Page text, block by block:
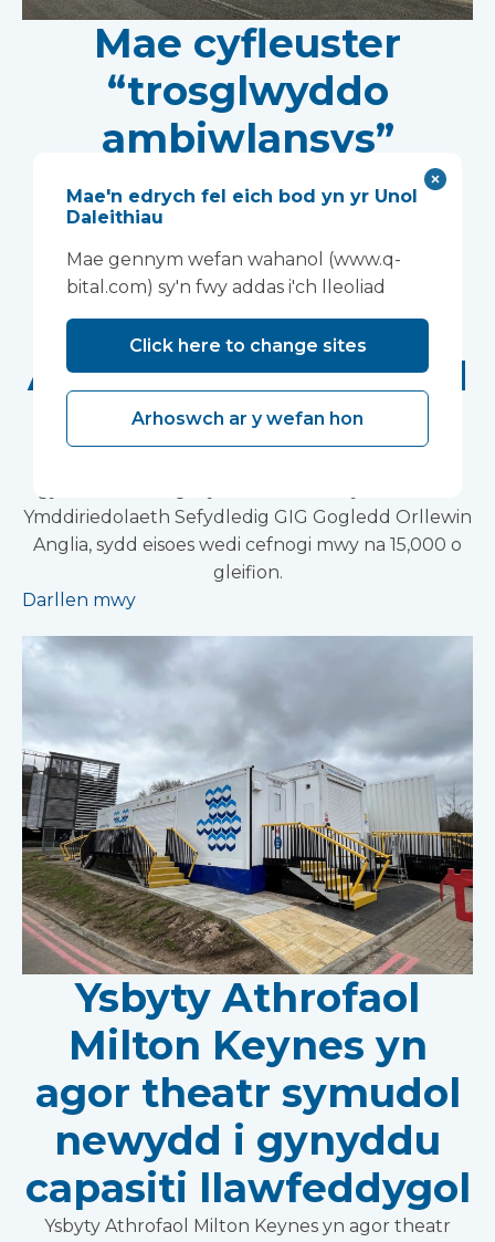
Mae cyfleuster
“trosglwyddo
ambiwlansys”
arloesol yn helpu
Ymddiriedolaeth
Sefydledig GIG
Gogledd Orllewin
Anglia i wella profiad
cleifion
Ymddiriedolaeth Sefydledig GIG Gogledd Orllewin
Anglia, sydd eisoes wedi cefnogi mwy na 15,000 o
gleifion.
Darllen mwy
Ysbyty Athrofaol
Milton Keynes yn
agor theatr symudol
newydd i gynyddu
capasiti llawfeddygol
Ysbyty Athrofaol Milton Keynes yn agor theatr
Mae'n edrych fel eich bod yn yr Unol
Daleithiau
Mae gennym wefan wahanol (www.q-
bital.com) sy'n fwy addas i'ch lleoliad
Click here to change sites
Arhoswch ar y wefan hon